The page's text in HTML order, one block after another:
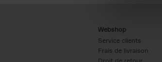
Webshop
Service clients
Frais de livraison